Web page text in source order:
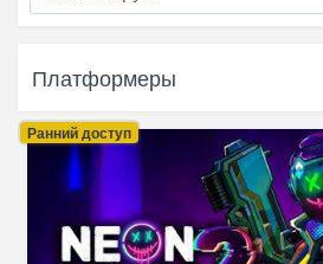
Платформеры
Ранний доступ